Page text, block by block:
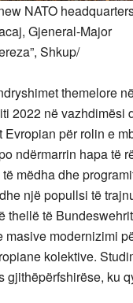
NATO
Gjeneral-Major
Shkup/
themelore
2022 në
Evropian për rolin e
ndërmarrin hapa të
mëdha dhe
një popullsi të
thellë të
masive modernizimi
kolektive.
gjithëpërfshirëse, ku